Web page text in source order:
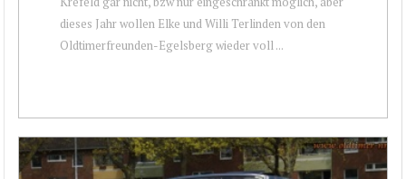
dieses Jahr wollen Elke und Willi Terlinden von den
Oldtimerfreunden-Egelsberg wieder voll ...